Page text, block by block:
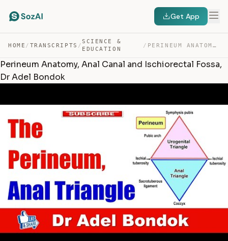
Get App
HOME / TRANSCRIPTS /
SCIENCE &
EDUCATION
/ PERINEUM ANATOMY, ANAL CANAL AND ISCHIORECTAL FOSSA, DR… — TRANSCRIPT
Perineum Anatomy, Anal Canal and Ischiorectal Fossa,
Dr Adel Bondok